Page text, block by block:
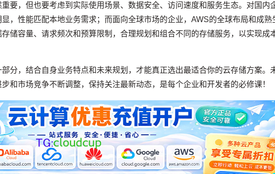
要，但也要考虑到实际使用场景、数据安全、访问速度和服务生态。对国内
，性能匹配本地业务需求；而面向全球市场的企业，AWS的全球布局和成熟
储容量、请求频次和预算限制，合理规划和组合不同的存储服务，以实现成
分，结合自身业务特点和未来规划，才能真正选出最适合你的云存储方案。
和市场竞争不断调整，保持关注最新动态，是每个企业和开发者的必修课！